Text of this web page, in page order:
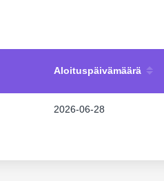
Aloituspäivämäärä
2026-06-28